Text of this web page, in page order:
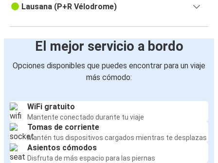
Lausana (P+R Vélodrome)
El mejor servicio a bordo
Opciones disponibles que puedes encontrar para un viaje
más cómodo:
WiFi gratuito
Mantente conectado durante tu viaje
Tomas de corriente
Mantén tus dispositivos cargados mientras te desplazas
Asientos cómodos
Disfruta de más espacio para las piernas